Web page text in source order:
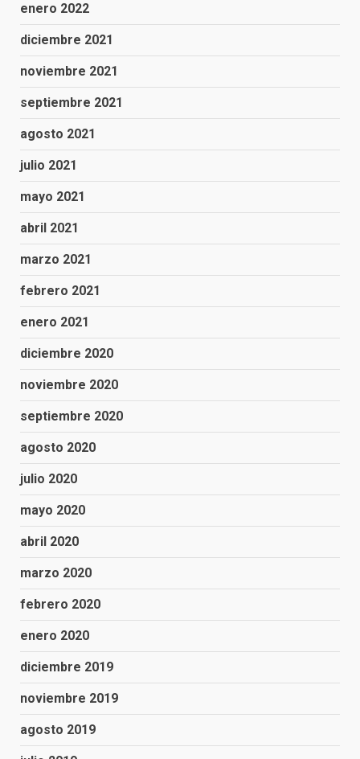
enero 2022
diciembre 2021
noviembre 2021
septiembre 2021
agosto 2021
julio 2021
mayo 2021
abril 2021
marzo 2021
febrero 2021
enero 2021
diciembre 2020
noviembre 2020
septiembre 2020
agosto 2020
julio 2020
mayo 2020
abril 2020
marzo 2020
febrero 2020
enero 2020
diciembre 2019
noviembre 2019
agosto 2019